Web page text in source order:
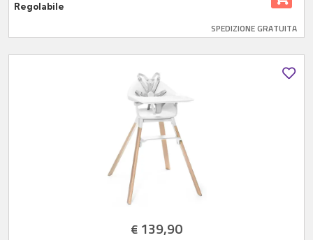
Regolabile
SPEDIZIONE GRATUITA
€ 139,90